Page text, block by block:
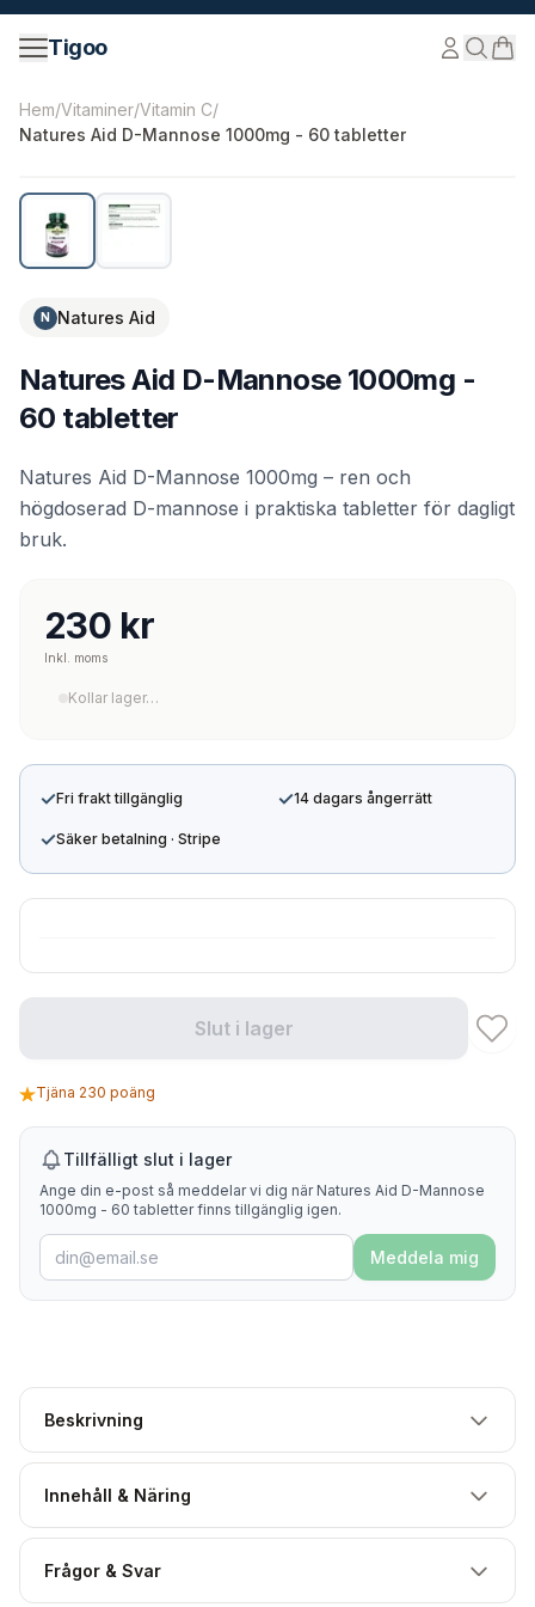
Hoppa till innehåll
Tigoo
©2026Nutri Nordic AB.
Hem/Vitaminer/Vitamin C/
Natures Aid D-Mannose 1000mg - 60 tabletter
N Natures Aid
Natures Aid D-Mannose 1000mg -
60 tabletter
Natures Aid D-Mannose 1000mg – ren och
högdoserad D-mannose i praktiska tabletter för dagligt
bruk.
230 kr
Inkl. moms
Kollar lager…
✓Fri frakt tillgänglig ✓14 dagars ångerrätt
✓Säker betalning · Stripe
Slut i lager
Tjäna 230 poäng
Tillfälligt slut i lager
Ange din e-post så meddelar vi dig när Natures Aid D-Mannose
1000mg - 60 tabletter finns tillgänglig igen.
Meddela mig
Beskrivning
Innehåll & Näring
Frågor & Svar